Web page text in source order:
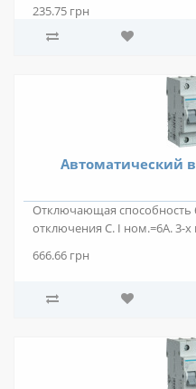
235.75 грн
Автоматический
Отключающая способность
отключения С. I ном.=6А. 3-
666.66 грн